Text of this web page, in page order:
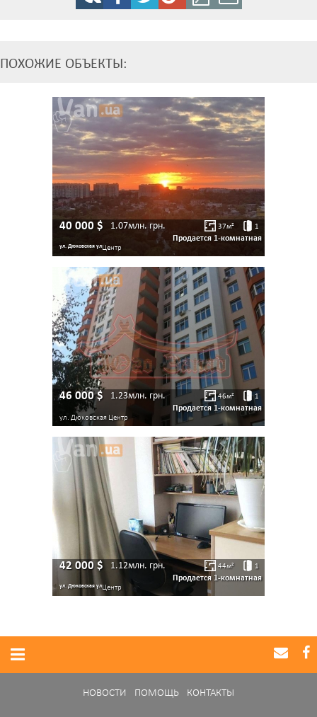
ПОХОЖИЕ ОБЪЕКТЫ:
40 000 $ 1.07млн.грн. 37м² 1
Продается 1-комнатная
ул. Дюковская улЦентр
46 000$ 1.23млн. грн. 46м² 1
Продается 1-комнатная
ул. Дюковская Центр
42 000$ 1.12млн. грн. 44м² 1
Продается 1-комнатная
ул. Дюковская улЦентр
НОВОСТИ ПОМОЩЬ КОНТАКТЫ